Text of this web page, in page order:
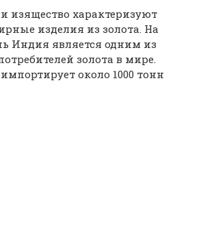
изящество характеризуют
изделия из золота. На
Индия является одним из
золота в мире.
около 1000 тонн